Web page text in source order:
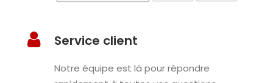
Service client
Notre équipe est là pour répondre